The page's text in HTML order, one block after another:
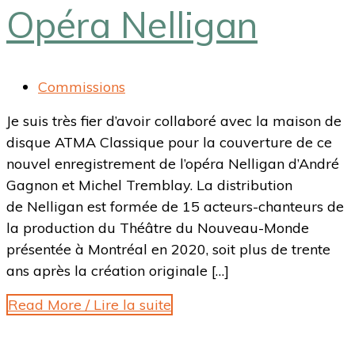
Opéra Nelligan
Commissions
Je suis très fier d’avoir collaboré avec la maison de
disque ATMA Classique pour la couverture de ce
nouvel enregistrement de l’opéra Nelligan d’André
Gagnon et Michel Tremblay. La distribution
de Nelligan est formée de 15 acteurs-chanteurs de
la production du Théâtre du Nouveau-Monde
présentée à Montréal en 2020, soit plus de trente
ans après la création originale […]
Read More / Lire la suite